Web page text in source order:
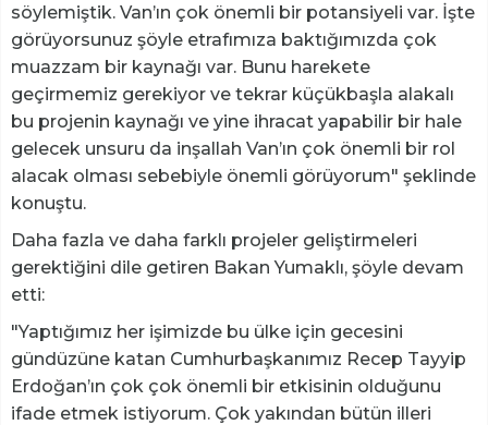
söylemiştik. Van’ın çok önemli bir potansiyeli var. İşte
görüyorsunuz şöyle etrafımıza baktığımızda çok
muazzam bir kaynağı var. Bunu harekete
geçirmemiz gerekiyor ve tekrar küçükbaşla alakalı
bu projenin kaynağı ve yine ihracat yapabilir bir hale
gelecek unsuru da inşallah Van’ın çok önemli bir rol
alacak olması sebebiyle önemli görüyorum" şeklinde
konuştu.
Daha fazla ve daha farklı projeler geliştirmeleri
gerektiğini dile getiren Bakan Yumaklı, şöyle devam
etti:
"Yaptığımız her işimizde bu ülke için gecesini
gündüzüne katan Cumhurbaşkanımız Recep Tayyip
Erdoğan’ın çok çok önemli bir etkisinin olduğunu
ifade etmek istiyorum. Çok yakından bütün illeri